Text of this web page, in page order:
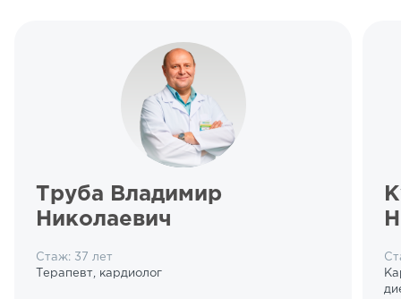
Труба Владимир
Николаевич
Стаж: 37 лет
Терапевт, кардиолог